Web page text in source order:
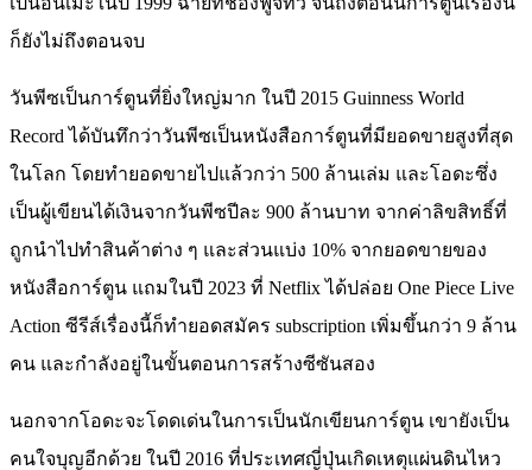
ก็ยังไม่ถึงตอนจบ
วันพีซเป็นการ์ตูนที่ยิ่งใหญ่มาก ในปี 2015 Guinness World
Record ได้บันทึกว่าวันพีซเป็นหนังสือการ์ตูนที่มียอดขายสูงที่สุด
ในโลก โดยทำยอดขายไปแล้วกว่า 500 ล้านเล่ม และโอดะซึ่ง
เป็นผู้เขียนได้เงินจากวันพีซปีละ 900 ล้านบาท จากค่าลิขสิทธิ์ที่
ถูกนำไปทำสินค้าต่าง ๆ และส่วนแบ่ง 10% จากยอดขายของ
หนังสือการ์ตูน แถมในปี 2023 ที่ Netflix ได้ปล่อย One Piece Live
Action ซีรีส์เรื่องนี้ก็ทำยอดสมัคร subscription เพิ่มขึ้นกว่า 9 ล้าน
คน และกำลังอยู่ในขั้นตอนการสร้างซีซันสอง
นอกจากโอดะจะโดดเด่นในการเป็นนักเขียนการ์ตูน เขายังเป็น
คนใจบุญอีกด้วย ในปี 2016 ที่ประเทศญี่ปุ่นเกิดเหตุแผ่นดินไหว